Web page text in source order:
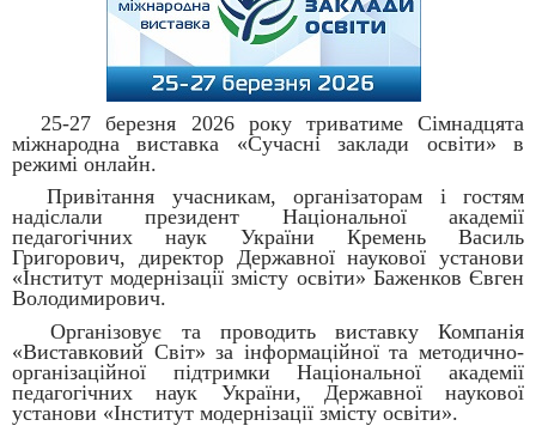
25-27 березня 2026 року триватиме Сімнадцята
міжнародна виставка «Сучасні заклади освіти» в
режимі онлайн.
Привітання учасникам, організаторам і гостям
надіслали президент Національної академії
педагогічних наук України Кремень Василь
Григорович, директор Державної наукової установи
«Інститут модернізації змісту освіти» Баженков Євген
Володимирович.
Організовує та проводить виставку Компанія
«Виставковий Світ» за інформаційної та методично-
організаційної підтримки Національної академії
педагогічних наук України, Державної наукової
установи «Інститут модернізації змісту освіти».